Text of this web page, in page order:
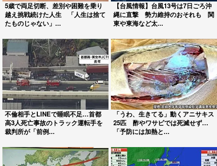
5歳で両足切断、差別や困難を乗り
越え挑戦続けた人生 「人生は捨て
たものじゃない」...
【台風情報】台風13号は7日ごろ沖
縄に直撃 勢力維持のおそれも 関
東や東海など太...
不倫相手とLINEで睡眠不足…首都
高3人死亡事故のトラック運転手を
裁判所が「前例...
「うわ、生きてる」動くアニサキス
25匹 酢やワサビでは死滅せず…
「予防には加熱と...